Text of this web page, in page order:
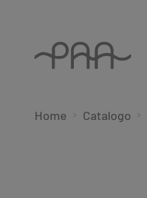
Home Catalogo